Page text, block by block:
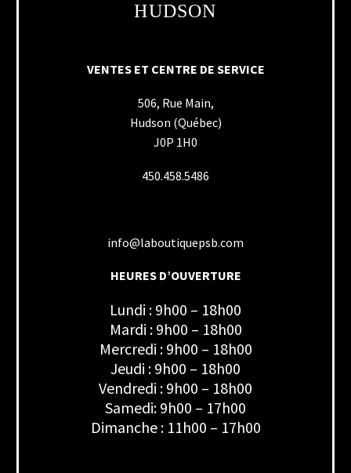
HUDSON
VENTES ET CENTRE DE SERVICE
506, Rue Main,
Hudson (Québec)
J0P 1H0
450.458.5486
info@laboutiquepsb.com
HEURES D’OUVERTURE
Lundi : 9h00 – 18h00
Mardi : 9h00 – 18h00
Mercredi : 9h00 – 18h00
Jeudi : 9h00 – 18h00
Vendredi : 9h00 – 18h00
Samedi: 9h00 – 17h00
Dimanche : 11h00 – 17h00